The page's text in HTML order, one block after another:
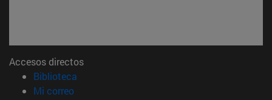
Accesos directos
Biblioteca
Mi correo(abre en nueva ventana)